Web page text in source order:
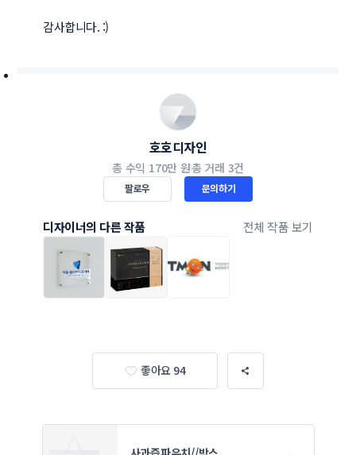
감사합니다. :)
호호디자인
총 수익 170만 원총 거래 3건
팔로우 문의하기
디자이너의 다른 작품 전체 작품 보기
좋아요 94